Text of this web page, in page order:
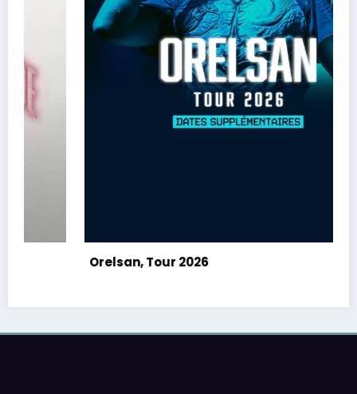
Nieve Ella, How Long Will It